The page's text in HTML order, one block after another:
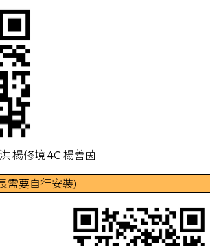
楊修境 4C 楊善茵
需要自行安裝)